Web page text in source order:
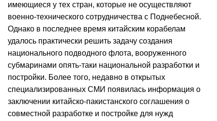
имеющиеся у тех стран, которые не осуществляют
военно-технического сотрудничества с Поднебесной.
Однако в последнее время китайским корабелам
удалось практически решить задачу создания
национального подводного флота, вооруженного
субмаринами опять-таки национальной разработки и
постройки. Более того, недавно в открытых
специализированных СМИ появилась информация о
заключении китайско-пакистанского соглашения о
совместной разработке и постройке для нужд